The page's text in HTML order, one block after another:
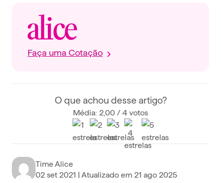
Faça uma Cotação
O que achou desse artigo?
Média: 2,00 / 4 votos
Time Alice
02 set 2021 | Atualizado em 21 ago 2025